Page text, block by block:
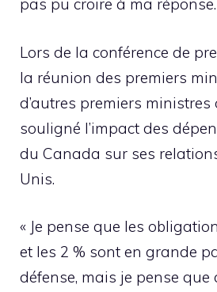
pas pu croire à ma réponse.
Lors de la conférence de
la réunion des premiers
d’autres premiers
souligné l’impact des
du Canada sur ses
Unis.
« Je pense que les
et les 2 % sont en grande
défense, mais je pense que